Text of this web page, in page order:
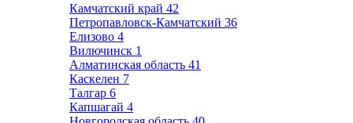
Камчатский край 42
Петропавловск-Камчатский 36
Елизово 4
Вилючинск 1
Алматинская область 41
Каскелен 7
Талгар 6
Капшагай 4